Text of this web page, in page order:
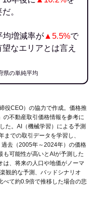
。
均増減率が▲5.5%で
なエリアとは言え
県の単純平均
役CEO）の協力で作成。価格推
」の不動産取引価格情報を参考に
た。AI（機械学習）による予測
での取引データを学習し、
去（2005年～2024年）の価格
も可能性が高いとAIが予測した
は、将来の人口や地価がノーマ
観的な予測、バッドシナリオ
べて約0.9倍で推移した場合の悲